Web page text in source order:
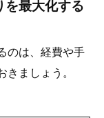
を最大化する
のは、経費や手
ましょう。